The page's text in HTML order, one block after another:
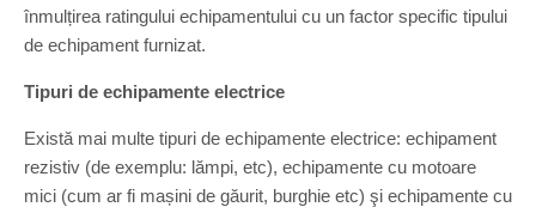
înmulțirea ratingului echipamentului cu un factor specific tipului
de echipament furnizat.
Tipuri de echipamente electrice
Există mai multe tipuri de echipamente electrice: echipament
rezistiv (de exemplu: lămpi, etc), echipamente cu motoare
mici (cum ar fi mașini de găurit, burghie etc) şi echipamente cu